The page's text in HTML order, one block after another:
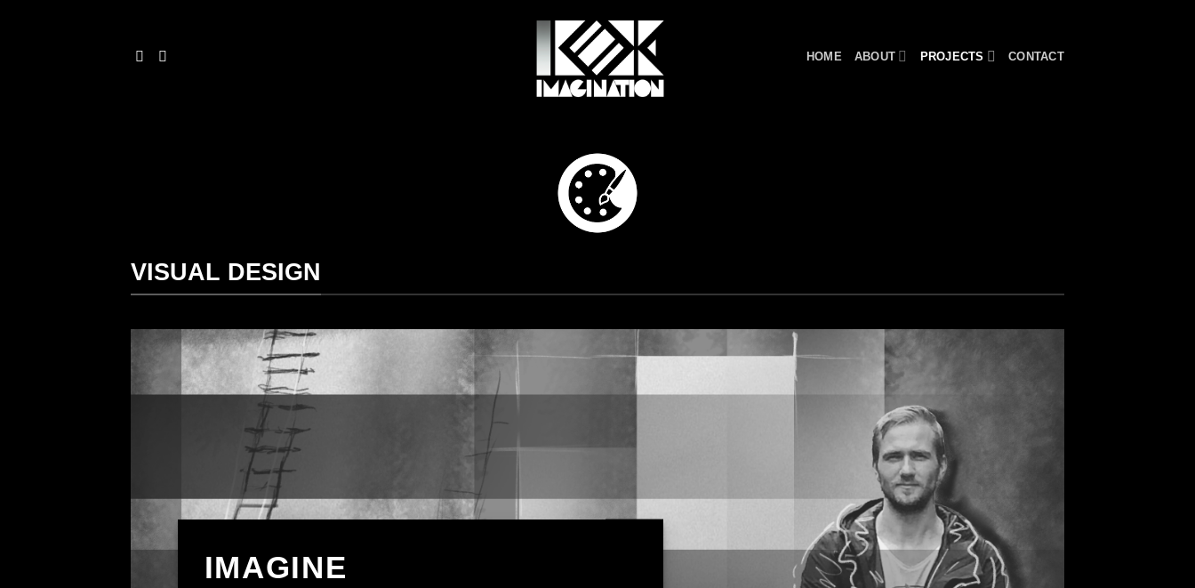
HOME ABOUT PROJECTS CONTACT
VISUAL DESIGN
IMAGINE